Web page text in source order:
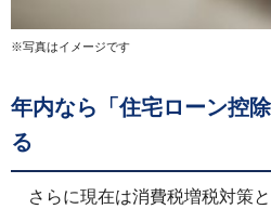
※写真はイメージです
年内なら「住宅ローン控
る
さらに現在は消費税増税対策